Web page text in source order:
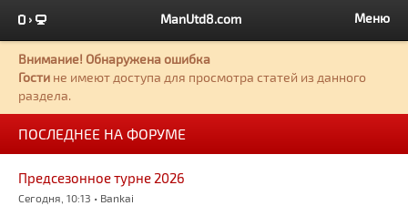
ManUtd8.com Меню
Внимание! Обнаружена ошибка
Гости не имеют доступа для просмотра статей из данного
раздела.
ПОСЛЕДНЕЕ НА ФОРУМЕ
Предсезонное турне 2026
Сегодня, 10:13 • Bankai